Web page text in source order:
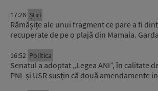
17:28 Știri
Rămășițe ale unui fragment ce pare a fi
recuperate de pe o plajă din Mamaia.
16:52 Politica
Senatul a adoptat „Legea ANI”, în calitate
PNL și USR susțin că două amendamente